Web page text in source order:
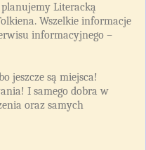
planujemy Literacką
Wszelkie informacje
informacyjnego –
jeszcze są miejsca!
I samego dobra w
oraz samych